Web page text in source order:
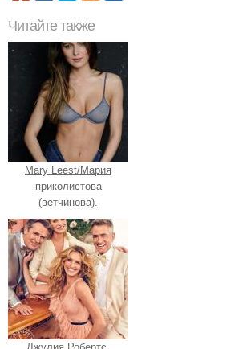
Читайте также
Mary Leest/Мария
приколистова
(ветчинова).
Джулия Робертс,